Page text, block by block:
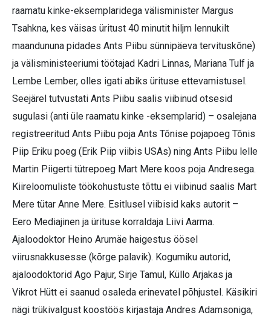
raamatu kinke-eksemplaridega välisminister Margus
Tsahkna, kes väisas üritust 40 minutit hiljm lennukilt
maandununa pidades Ants Piibu sünnipäeva tervituskõne)
ja välisministeeriumi töötajad Kadri Linnas, Mariana Tulf ja
Lembe Lember, olles igati abiks ürituse ettevamistusel.
Seejärel tutvustati Ants Piibu saalis viibinud otsesid
sugulasi (anti üle raamatu kinke -eksemplarid) – osalejana
registreeritud Ants Piibu poja Ants Tõnise pojapoeg Tõnis
Piip Eriku poeg (Erik Piip viibis USAs) ning Ants Piibu lelle
Martin Piigerti tütrepoeg Mart Mere koos poja Andresega.
Kiireloomuliste töökohustuste tõttu ei viibinud saalis Mart
Mere tütar Anne Mere. Esitlusel viibisid kaks autorit –
Eero Mediajinen ja ürituse korraldaja Liivi Aarma.
Ajaloodoktor Heino Arumäe haigestus öösel
viirusnakkusesse (kõrge palavik). Kogumiku autorid,
ajaloodoktorid Ago Pajur, Sirje Tamul, Küllo Arjakas ja
Vikrot Hütt ei saanud osaleda erinevatel põhjustel. Käsikiri
nägi trükivalgust koostöös kirjastaja Andres Adamsoniga,